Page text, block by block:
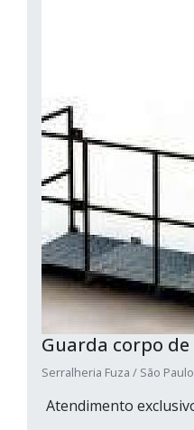
Guarda corpo
Serralheria Fuza / São Paulo
Atendimento